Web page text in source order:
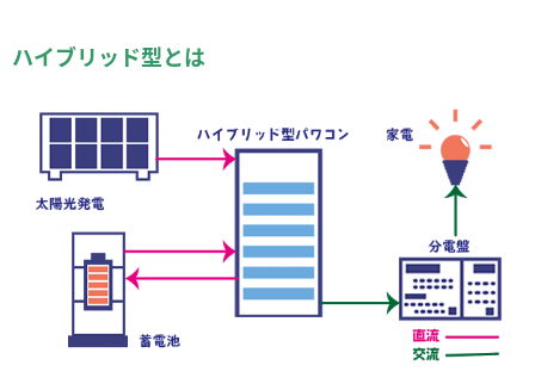
ハイブリッド型とは